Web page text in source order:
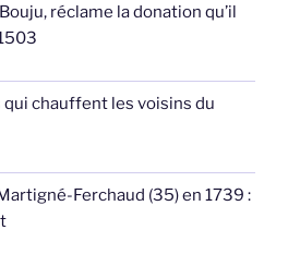
réclame la donation qu’il
qui chauffent les voisins du
Ferchaud (35) en 1739 :